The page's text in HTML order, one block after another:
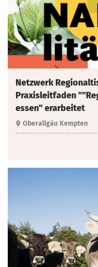
Netzwerk
Praxisleitfaden
essen" erarbeitet
Oberallgäu Kempten